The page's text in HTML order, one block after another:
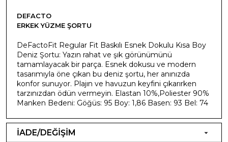
DEFACTO
ERKEK YÜZME ŞORTU
DeFactoFit Regular Fit Baskılı Esnek Dokulu Kısa Boy
Deniz Şortu: Yazın rahat ve şık görünümünü
tamamlayacak bir parça. Esnek dokusu ve modern
tasarımıyla öne çıkan bu deniz şortu, her anınızda
konfor sunuyor. Plajın ve havuzun keyfini çıkarırken
tarzınızdan ödün vermeyin. Elastan 10%,Poliester 90%
Manken Bedeni: Göğüs: 95 Boy: 1,86 Basen: 93 Bel: 74
İADE/DEĞİŞİM